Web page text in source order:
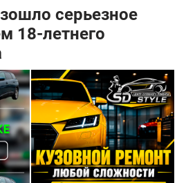
серьезное
18-летнего